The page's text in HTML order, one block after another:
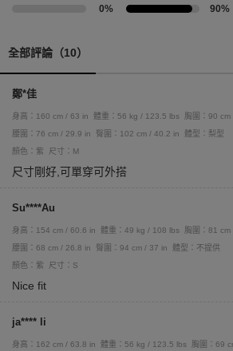
0% 90%
全部評論（10）
鄭*佳
身高：160 cm / 63 in 體重：56 kg / 123.5 lbs
胸圍：90
腰圍：76 cm / 29.9 in
臀圍：102 cm / 40.2 in
體型：梨型
顏色：紫
尺寸：M
尺寸剛好,可單穿可外搭
Su****Au
身高：154 cm / 60.6 in 體重：49 kg / 108 lbs
胸圍：81
腰圍：68 cm / 26.8 in
臀圍：94 cm / 37 in
體型：不提供
顏色：紫
尺寸：S
Nice fit
ja**** li
身高：162 cm / 63.8 in 體重：56 kg / 123.5 lbs
胸圍：69